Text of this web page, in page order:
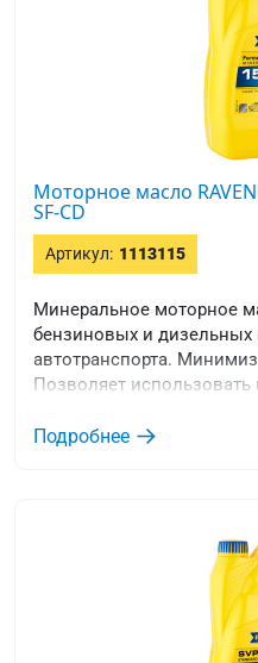
Моторное масло
SF-CD
Артикул: 1113115
Минеральное моторное
бензиновых и
автотранспорта.
Позволяет использовать
Подробнее